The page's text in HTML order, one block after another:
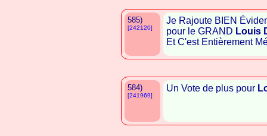
585)
[242120]
Je Rajoute BIEN
pour le GRAND Louis
Et C'est Entièrement
584)
[241969]
Un Vote de plus pour